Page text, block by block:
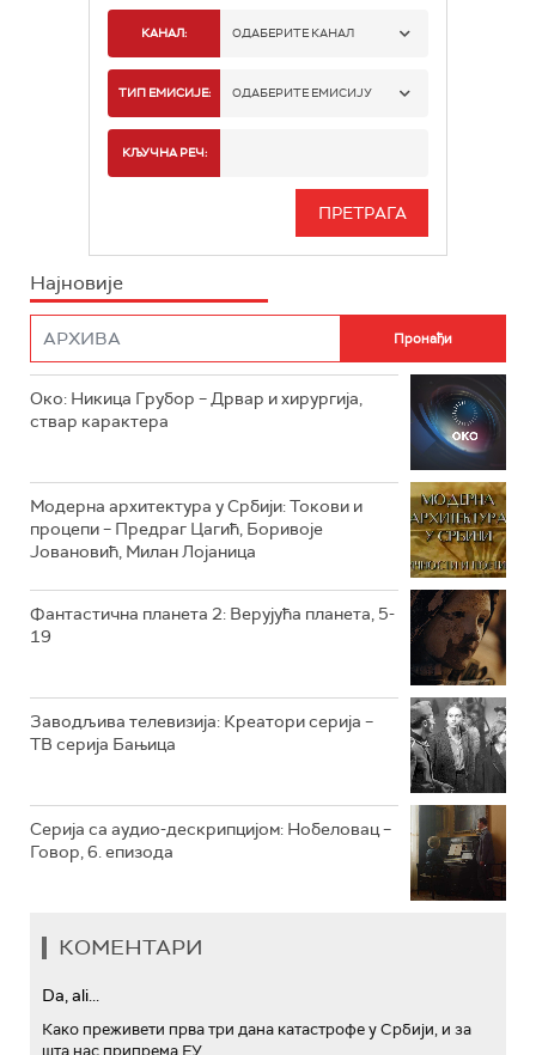
КАНАЛ: ОДАБЕРИТЕ КАНАЛ
РТС 1
РТС 3
РТС ЖИВОТ
РТС КОЛО
ТИП ЕМИСИЈЕ: ОДАБЕРИТЕ ЕМИСИЈУ
ИНФО
КЉУЧНА РЕЧ:
Најновије
Око: Никица Грубор – Дрвар и хирургија,
ствар карактера
Модерна архитектура у Србији: Токови и
процепи – Предраг Цагић, Боривоје
Јовановић, Милан Лојаница
Фантастична планета 2: Верујућа планета, 5-
19
Заводљива телевизија: Креатори серија –
ТВ серија Бањица
Серија са аудио-дескрипцијом: Нобеловац –
Говор, 6. епизода
КОМЕНТАРИ
Da, ali...
Како преживети прва три дана катастрофе у Србији, и за
шта нас припрема ЕУ